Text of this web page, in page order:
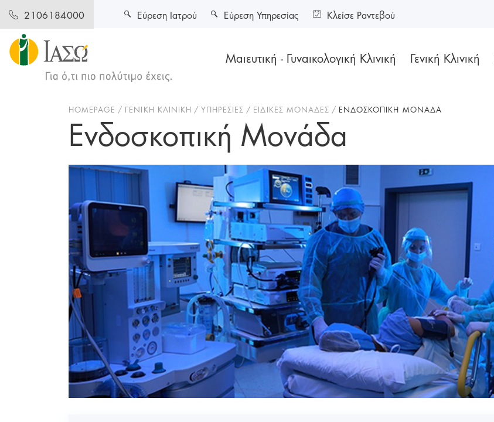
2106184000
Μαιευτική - Γυναικολογική Κλινική Γενική Κλινική
Εύρεση Ιατρού Εύρεση Υπηρεσίας Κλείσε Ραντεβού
HOMEPAGE ΓΕΝΙΚΗ ΚΛΙΝΙΚΗ ΥΠΗΡΕΣΙΕΣ ΕΙΔΙΚΕΣ ΜΟΝΑΔΕΣ ΕΝΔΟΣΚΟΠΙΚΗ ΜΟΝΑΔΑ
Ενδοσκοπική Μονάδα